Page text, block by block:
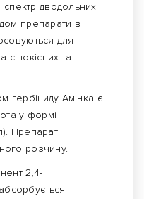
дводольних
препарати в
для
та
гербіциду Амінка є
у формі
Препарат
розчину.
2,4-